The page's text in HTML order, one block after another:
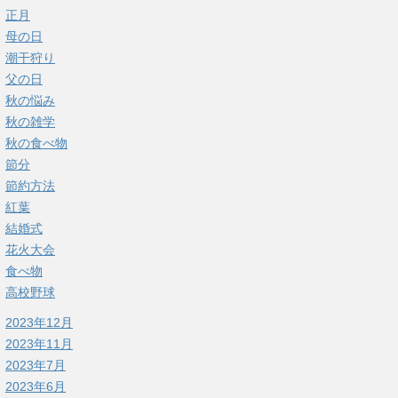
正月
母の日
潮干狩り
父の日
秋の悩み
秋の雑学
秋の食べ物
節分
節約方法
紅葉
結婚式
花火大会
食べ物
高校野球
2023年12月
2023年11月
2023年7月
2023年6月